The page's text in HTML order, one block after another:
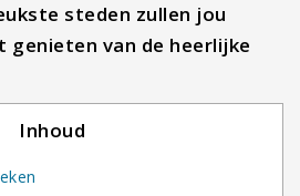
steden zullen jou
genieten van de heerlijke
Inhoud